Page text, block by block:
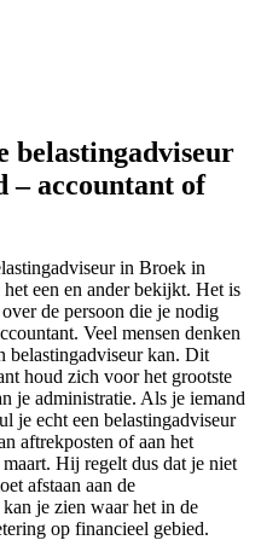
belastingadviseur
– accountant of
in Broek in
een en ander bekijkt. Het is
de persoon die je nodig
Veel mensen denken
belastingadviseur kan. Dit
houd zich voor het grootste
je administratie. Als je iemand
je echt een belastingadviseur
aftrekposten of aan het
Hij regelt dus dat je niet
afstaan aan de
je zien waar het in de
op financieel gebied.